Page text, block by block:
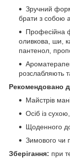
Зручний
брати з собою
Професійна
оливкова, ши,
пантенол,
розслабляють
Рекомендовано
Майстрів
Осіб із
Щоденного
Зимового чи
Зберігання: при